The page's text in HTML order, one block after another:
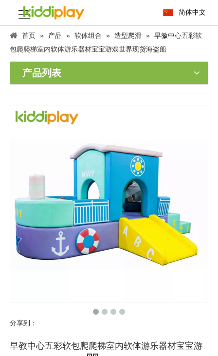
简体中文
首页 » 产品 » 软体组合 » 造型爬滑 » 早教中心五彩软
包爬爬梯室内软体游乐器材宝宝游戏世界现货海盗船
产品列表
分享到：
早教中心五彩软包爬爬梯室内软体游乐器材宝宝游